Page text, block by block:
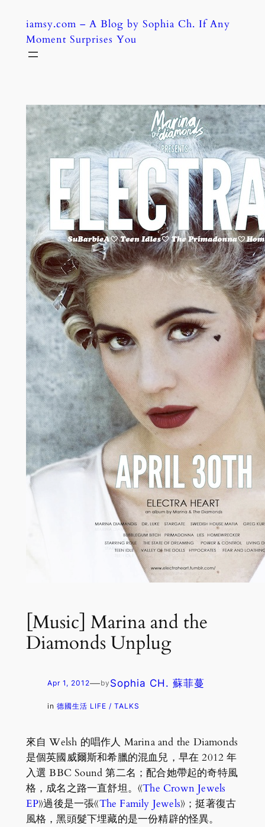
content
iamsy.com – A Blog by Sophia Ch. If Any
Moment Surprises You
[Music] Marina and the
Diamonds Unplug
Apr 1, 2012—by Sophia CH. 蘇菲蔓
in 德國生活 LIFE / TALKS
來自 Welsh 的唱作人 Marina and the Diamonds
是個英國威爾斯和希臘的混血兒，早在 2012 年
入選 BBC Sound 第二名；配合她帶起的奇特風
格，成名之路一直舒坦。《The Crown Jewels
EP》過後是一張《The Family Jewels》；挺著復古
風格，黑頭髮下埋藏的是一份精辟的怪異。